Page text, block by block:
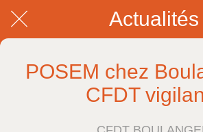
Actualités
POSEM chez
CFDT